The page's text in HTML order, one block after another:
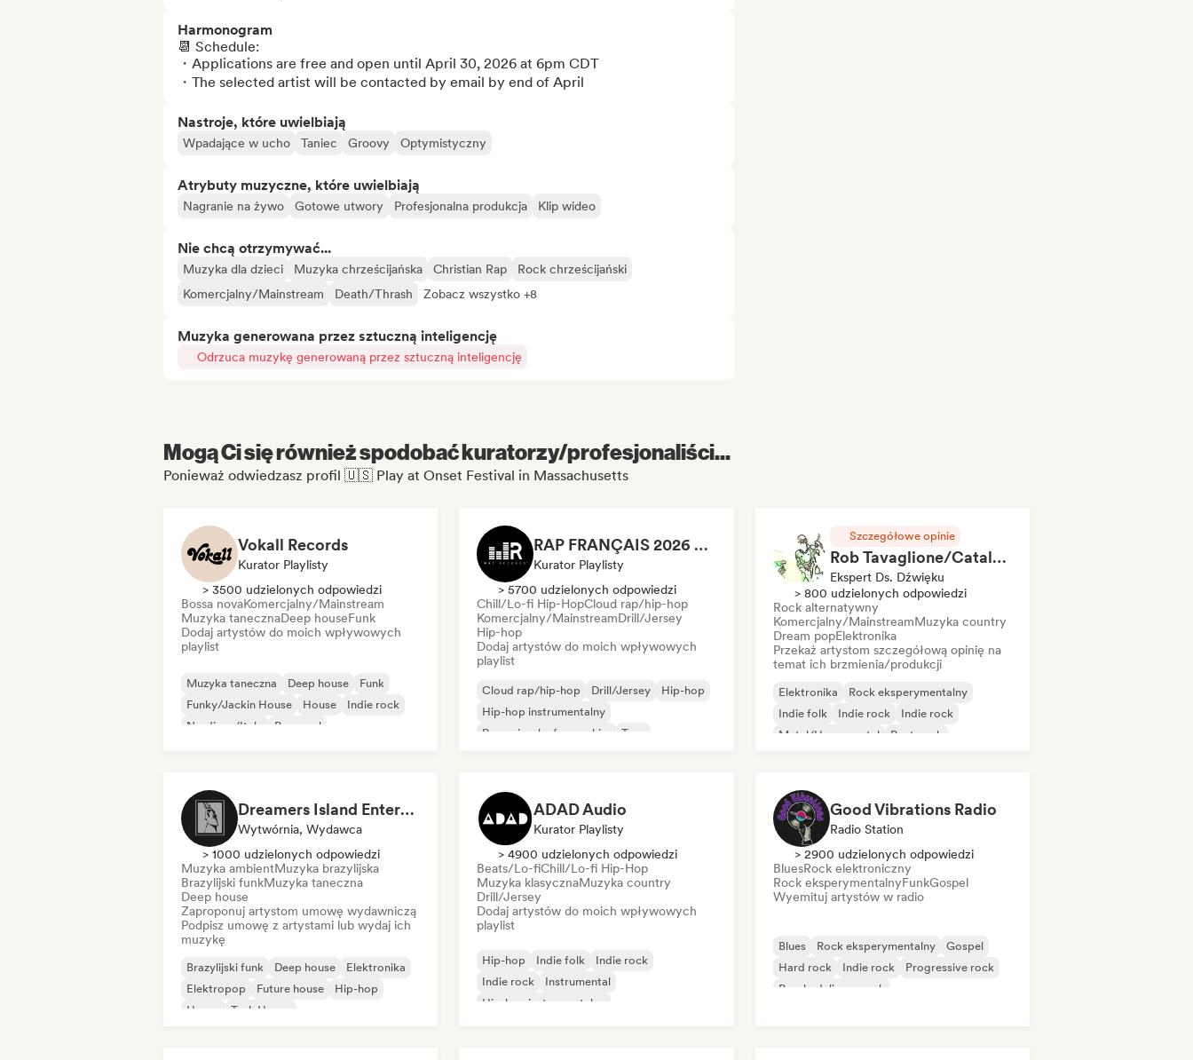
Harmonogram
📆 Schedule:
・Applications are free and open until April 30, 2026 at 6pm CDT
・The selected artist will be contacted by email by end of April
Nastroje, które uwielbiają
Wpadające w ucho Taniec Groovy Optymistyczny
Atrybuty muzyczne, które uwielbiają
Nagranie na żywo Gotowe utwory Profesjonalna produkcja Klip wideo
Nie chcą otrzymywać...
Muzyka dla dzieci Muzyka chrześcijańska Christian Rap
Rock chrześcijański
Komercjalny/Mainstream
Death/Thrash Zobacz wszystko +8
Muzyka generowana przez sztuczną inteligencję
Odrzuca muzykę generowaną przez sztuczną inteligencję
Mogą Ci się również spodobać kuratorzy/profesjonaliści...
Ponieważ odwiedzasz profil 🇺🇸 Play at Onset Festival in Massachusetts
Vokall Records
Kurator Playlisty
> 3500 udzielonych odpowiedzi
Bossa novaKomercjalny/Mainstream
Muzyka tanecznaDeep houseFunk
Dodaj artystów do moich wpływowych
playlist
Muzyka taneczna Deep house
Funk
Funky/Jackin House
House
Indie rock
Nu-disco/Italo
Pop-soul
RAP FRANÇAIS 2026 🔥🇫🇷 (Way Records)
Kurator Playlisty
> 5700 udzielonych odpowiedzi
Chill/Lo-fi Hip-HopCloud rap/hip-hop
Komercjalny/MainstreamDrill/Jersey
Hip-hop
Dodaj artystów do moich wpływowych
playlist
Cloud rap/hip-hop Drill/Jersey
Hip-hop
Hip-hop instrumentalny
Rap w języku francuskim
Trap
Szczegółowe opinie
Rob Tavaglione/Catalyst Recording
Ekspert Ds. Dźwięku
> 800 udzielonych odpowiedzi
Rock alternatywny
Komercjalny/MainstreamMuzyka country
Dream popElektronika
Przekaż artystom szczegółową opinię na
temat ich brzmienia/produkcji
Elektronika
Rock eksperymentalny
Indie folk
Indie rock
Indie rock
Metal/Heavy metal
Post-rock
Dreamers Island Entertainment
Wytwórnia, Wydawca
> 1000 udzielonych odpowiedzi
Muzyka ambientMuzyka brazylijska
Brazylijski funkMuzyka taneczna
Deep house
Zaproponuj artystom umowę wydawniczą
Podpisz umowę z artystami lub wydaj ich
muzykę
Brazylijski funk Deep house
Elektronika
Elektropop
Future house
Hip-hop
House
Tech House
ADAD Audio
Kurator Playlisty
> 4900 udzielonych odpowiedzi
Beats/Lo-fiChill/Lo-fi Hip-Hop
Muzyka klasycznaMuzyka country
Drill/Jersey
Dodaj artystów do moich wpływowych
playlist
Hip-hop Indie folk
Indie rock
Indie rock
Instrumental
Hip-hop instrumentalny
Good Vibrations Radio
Radio Station
> 2900 udzielonych odpowiedzi
BluesRock elektroniczny
Rock eksperymentalnyFunkGospel
Wyemituj artystów w radio
Blues Rock eksperymentalny
Gospel
Hard rock
Indie rock
Progressive rock
Psychedeliczny rock